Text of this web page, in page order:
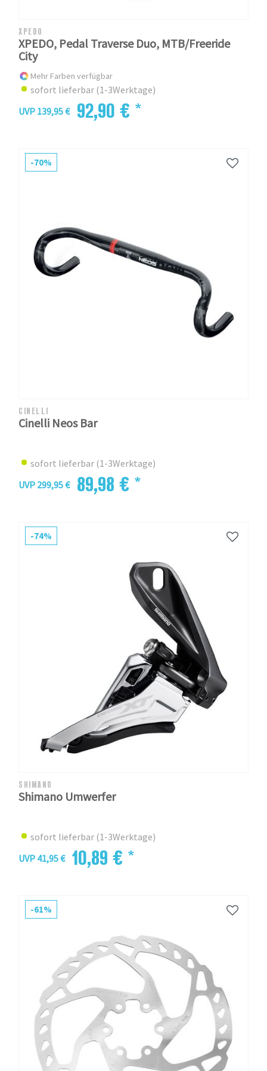
XPEDO
XPEDO, Pedal Traverse Duo, MTB/Freeride
City
Mehr Farben verfügbar
sofort lieferbar (1-3Werktage)
UVP 139,95 €
92,90 € *
-70%
CINELLI
Cinelli Neos Bar
sofort lieferbar (1-3Werktage)
UVP 299,95 €
89,98 € *
-74%
SHIMANO
Shimano Umwerfer
sofort lieferbar (1-3Werktage)
UVP 41,95 € 10,89 € *
-61%